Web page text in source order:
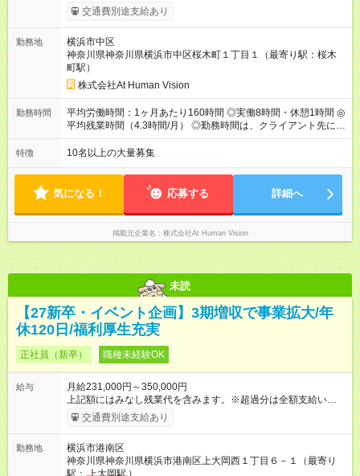
ます。 みなし残業代 24,000円 ～ 37,000円／月 みなし残業時
間 15時間／月 【給与】 月給： 大卒・院卒 ：243，000
（固定残業代 24，000円） 賞与：年２回 （業績連動型） 昇
給：年２回（3月、9月) 試用期間：6ヶ月 ※上記額にはみなし残
業代（月15時間分）が含まれた 金額になります。超過分は追加
で全額支給。 【頑張りを給与・キャリアに還元します】 年に2
回⼈事評価があり等級が決まります。 等級に合わせた給与設定
のため、若い内からでも頑張り次第で給与アップが叶います。
⼀般職（20～31万円）→リーダー（⽉給26～36万円） →係⻑
～58万円） 【試用期間】試用期間あり 試用期間の長さ：6ヶ月
※ 雇用形態と給与に、本採用時と異なる部分があります。 雇用
形態：本採用時と同じです。 給与：月給 224,000円 ～ 330,000
円 上記額にはみなし残業代を含みます。※超過分は全額支給い
たします。 みなし残業代 24,000円 ～ 34,000円／月 みなし残業
時間 15時間／月
交通費別途支給あり
勤務地
横浜市中区
神奈川県神奈川県横浜市中区桜木町１丁目１（最寄り駅：桜木
町駅）
株式会社At Human Vision
勤務時間
平均労働時間：1ヶ月あたり160時間 ◎実働8時間・休憩1時間 ◎
平均残業時間（4.3時間/月） ◎勤務時間は、クライアント先に
より異なります。 ※＜シフト例＞ 10:00～19:00／11:00～
20:00 平均労働時間：1ヶ月あたり160時間 ◎実働8時間・休憩1
先に より異なります。 ※＜シフト例＞ 10:00～19:00／11:00
～20:00
特徴 10名以上の大量募集
気になる！ 応募する 詳細へ
掲載元企業名 株式会社At Human Vision
未読
【27新卒・イベント企画】3期増収で事業拡大/年
休120日/福利厚生充実
正社員（新卒） 職種未経験OK
給与
月給231,000円～350,000円
上記額にはみなし残業代を含みます。※超過分は全額支給いたし
ます。 みなし残業代 24,000円 ～ 37,000円／月 みなし残業時
間 15時間／月 【給与】 月給： 大卒・院卒 ：243，000
（固定残業代 24，000円） 賞与：年２回 （業績連動型） 昇
給：年２回（3月、9月) 試用期間：6ヶ月 ※上記額にはみなし残
交通費別途支給あり
勤務地
横浜市港南区
神奈川県神奈川県横浜市港南区上大岡西１丁目６－１（最寄り
駅： 上大岡駅 ）